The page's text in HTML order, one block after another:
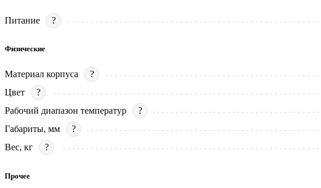
Питание ?
Физические
Материал корпуса
?
Цвет
?
Рабочий диапазон температур
?
Габариты, мм
?
Вес, кг
?
Прочее